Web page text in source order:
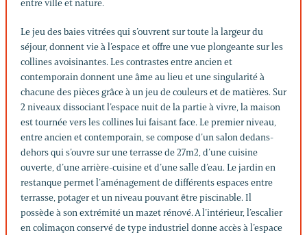
entre ville et nature.
Le jeu des baies vitrées qui s’ouvrent sur toute la largeur du
séjour, donnent vie à l’espace et offre une vue plongeante sur les
collines avoisinantes. Les contrastes entre ancien et
contemporain donnent une âme au lieu et une singularité à
chacune des pièces grâce à un jeu de couleurs et de matières. Sur
2 niveaux dissociant l’espace nuit de la partie à vivre, la maison
est tournée vers les collines lui faisant face. Le premier niveau,
entre ancien et contemporain, se compose d’un salon dedans-
dehors qui s’ouvre sur une terrasse de 27m2, d’une cuisine
ouverte, d’une arrière-cuisine et d’une salle d’eau. Le jardin en
restanque permet l’aménagement de différents espaces entre
terrasse, potager et un niveau pouvant être piscinable. Il
possède à son extrémité un mazet rénové. A l’intérieur, l’escalier
en colimaçon conservé de type industriel donne accès à l’espace